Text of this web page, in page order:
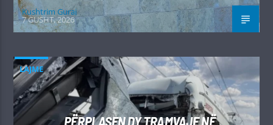
Kushtrim Guraj
7 GUSHT, 2026
LAJME
PËRPLASEN DY TRAMVAJE NË